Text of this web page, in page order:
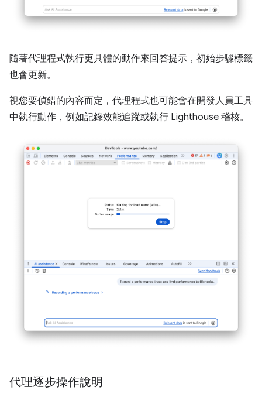
隨著代理程式執行更具體的動作來回答提示，初始步驟標籤
也會更新。
視您要偵錯的內容而定，代理程式也可能會在開發人員工具
中執行動作，例如記錄效能追蹤或執行 Lighthouse 稽核。
代理逐步操作說明